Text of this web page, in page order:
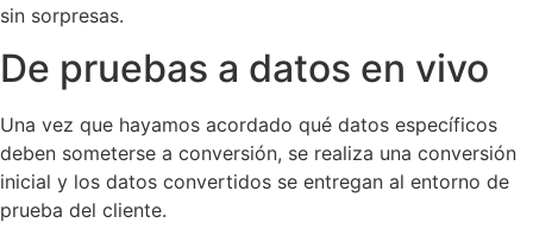
sin sorpresas.
De pruebas a datos en vivo
Una vez que hayamos acordado qué datos específicos
deben someterse a conversión, se realiza una conversión
inicial y los datos convertidos se entregan al entorno de
prueba del cliente.